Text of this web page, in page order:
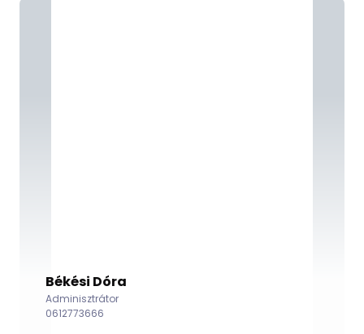
Békési Dóra
Adminisztrátor
0612773666